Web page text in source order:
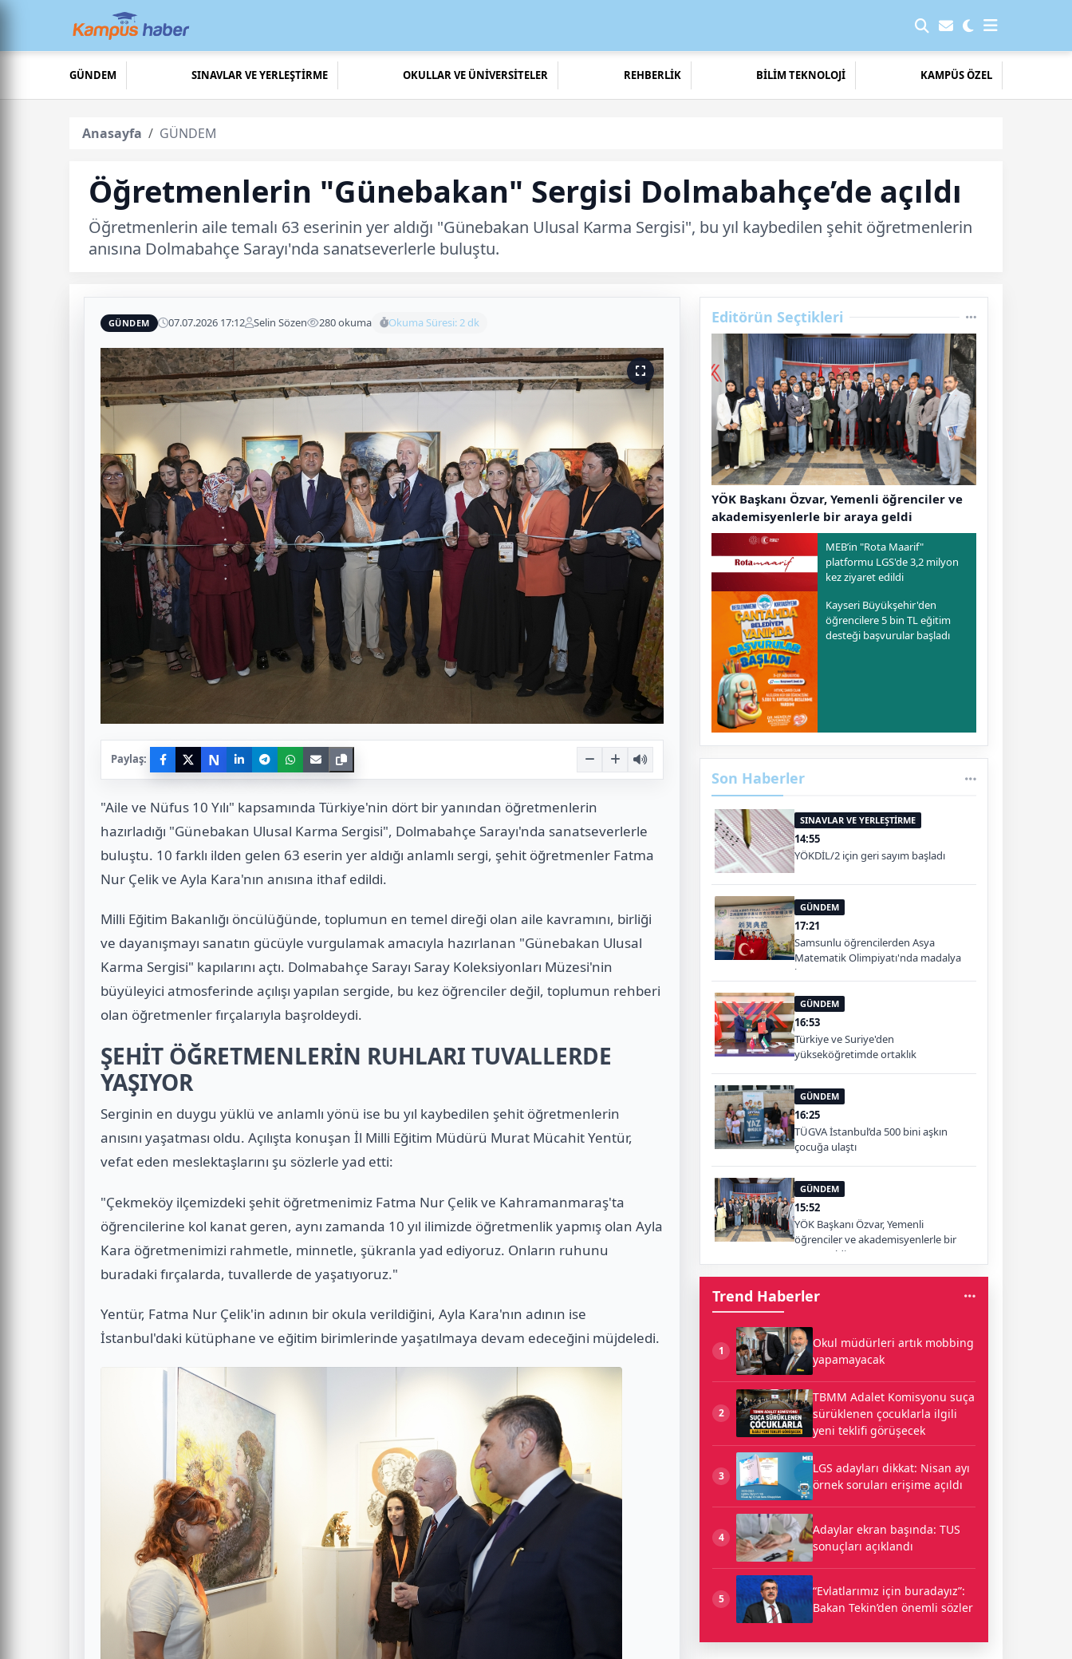
GÜNDEM SINAVLAR VE YERLEŞTİRME OKULLAR VE ÜNİVERSİTELER REHBERLİK BİLİM TEKNOLOJİ KAMPÜS ÖZEL
Anasayfa GÜNDEM
Öğretmenlerin "Günebakan" Sergisi Dolmabahçe’de açıldı
Öğretmenlerin aile temalı 63 eserinin yer aldığı "Günebakan Ulusal Karma Sergisi", bu yıl kaybedilen şehit öğretmenlerin
anısına Dolmabahçe Sarayı'nda sanatseverlerle buluştu.
GÜNDEM 07.07.2026 17:12 Selin Sözen 280 okuma Okuma Süresi: 2 dk
Paylaş: N
"Aile ve Nüfus 10 Yılı" kapsamında Türkiye'nin dört bir yanından öğretmenlerin
hazırladığı "Günebakan Ulusal Karma Sergisi", Dolmabahçe Sarayı'nda sanatseverlerle
buluştu. 10 farklı ilden gelen 63 eserin yer aldığı anlamlı sergi, şehit öğretmenler Fatma
Nur Çelik ve Ayla Kara'nın anısına ithaf edildi.
Milli Eğitim Bakanlığı öncülüğünde, toplumun en temel direği olan aile kavramını, birliği
ve dayanışmayı sanatın gücüyle vurgulamak amacıyla hazırlanan "Günebakan Ulusal
Karma Sergisi" kapılarını açtı. Dolmabahçe Sarayı Saray Koleksiyonları Müzesi'nin
büyüleyici atmosferinde açılışı yapılan sergide, bu kez öğrenciler değil, toplumun rehberi
olan öğretmenler fırçalarıyla başroldeydi.
ŞEHİT ÖĞRETMENLERİN RUHLARI TUVALLERDE
YAŞIYOR
Serginin en duygu yüklü ve anlamlı yönü ise bu yıl kaybedilen şehit öğretmenlerin
anısını yaşatması oldu. Açılışta konuşan İl Milli Eğitim Müdürü Murat Mücahit Yentür,
vefat eden meslektaşlarını şu sözlerle yad etti:
"Çekmeköy ilçemizdeki şehit öğretmenimiz Fatma Nur Çelik ve Kahramanmaraş'ta
öğrencilerine kol kanat geren, aynı zamanda 10 yıl ilimizde öğretmenlik yapmış olan Ayla
Kara öğretmenimizi rahmetle, minnetle, şükranla yad ediyoruz. Onların ruhunu
buradaki fırçalarda, tuvallerde de yaşatıyoruz."
Yentür, Fatma Nur Çelik'in adının bir okula verildiğini, Ayla Kara'nın adının ise
İstanbul'daki kütüphane ve eğitim birimlerinde yaşatılmaya devam edeceğini müjdeledi.
Editörün Seçtikleri
YÖK Başkanı Özvar, Yemenli öğrenciler ve
akademisyenlerle bir araya geldi
MEB’in "Rota Maarif"
platformu LGS'de 3,2 milyon
kez ziyaret edildi
Kayseri Büyükşehir'den
öğrencilere 5 bin TL eğitim
desteği başvurular başladı
Son Haberler
SINAVLAR VE YERLEŞTİRME
14:55
YÖKDİL/2 için geri sayım başladı
GÜNDEM
17:21
Samsunlu öğrencilerden Asya
Matematik Olimpiyatı'nda madalya
başarısı
GÜNDEM
16:53
Türkiye ve Suriye'den
yükseköğretimde ortaklık
GÜNDEM
16:25
TÜGVA İstanbul’da 500 bini aşkın
çocuğa ulaştı
GÜNDEM
15:52
YÖK Başkanı Özvar, Yemenli
öğrenciler ve akademisyenlerle bir
araya geldi
Trend Haberler
1
Okul müdürleri artık mobbing
yapamayacak
2
TBMM Adalet Komisyonu suça
sürüklenen çocuklarla ilgili
yeni teklifi görüşecek
3
LGS adayları dikkat: Nisan ayı
örnek soruları erişime açıldı
4
Adaylar ekran başında: TUS
sonuçları açıklandı
5
“Evlatlarımız için buradayız”:
Bakan Tekin’den önemli sözler